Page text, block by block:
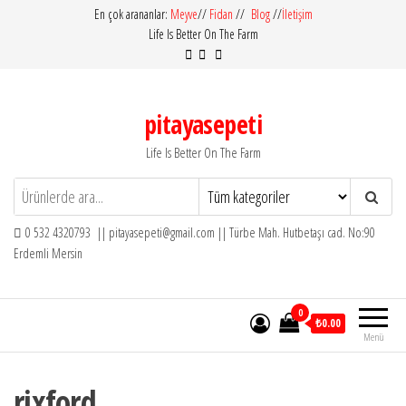
En çok arananlar: Meyve// Fidan // Blog//İletişim
Life Is Better On The Farm
pitayasepeti
Life Is Better On The Farm
0 532 4320793 || pitayasepeti@gmail.com || Türbe Mah. Hutbetaşı cad. No:90
Erdemli Mersin
Menü
0
₺0.00